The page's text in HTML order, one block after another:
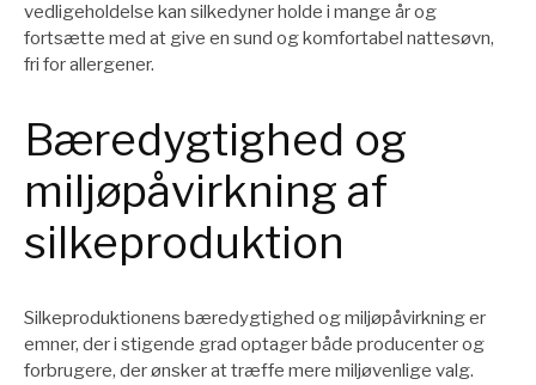
vedligeholdelse kan silkedyner holde i mange år og
fortsætte med at give en sund og komfortabel nattesøvn,
fri for allergener.
Bæredygtighed og
miljøpåvirkning af
silkeproduktion
Silkeproduktionens bæredygtighed og miljøpåvirkning er
emner, der i stigende grad optager både producenter og
forbrugere, der ønsker at træffe mere miljøvenlige valg.